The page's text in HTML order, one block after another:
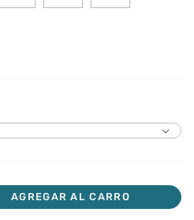
AGREGAR AL CARRO